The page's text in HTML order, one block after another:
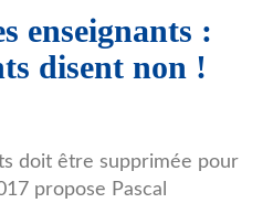
enseignants :
disent non !
doit être supprimée pour
propose Pascal